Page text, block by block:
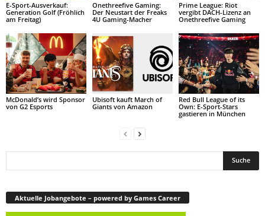
E-Sport-Ausverkauf:
Generation Golf (Fröhlich
am Freitag)
Onethreefive Gaming:
Der Neustart der Freaks
4U Gaming-Macher
Prime League: Riot
vergibt DACH-Lizenz an
Onethreefive Gaming
McDonald’s wird Sponsor
von G2 Esports
Ubisoft kauft March of
Giants von Amazon
Red Bull League of its
Own: E-Sport-Stars
gastieren in München
Aktuelle Jobangebote – powered by Games Career